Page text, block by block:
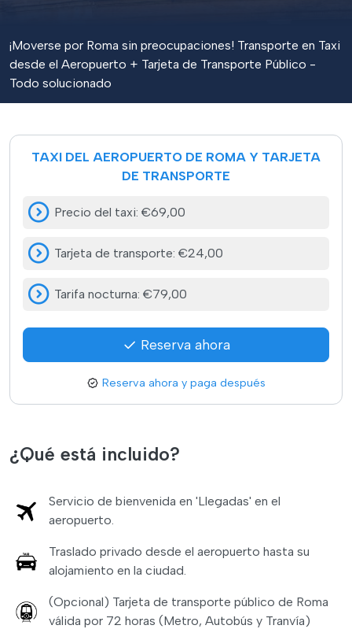
¡Moverse por Roma sin preocupaciones! Transporte en Taxi
desde el Aeropuerto + Tarjeta de Transporte Público -
Todo solucionado
¿Qué está incluido?
Servicio de bienvenida en 'Llegadas' en el
aeropuerto.
Traslado privado desde el aeropuerto hasta su
alojamiento en la ciudad.
(Opcional) Tarjeta de transporte público de Roma
válida por 72 horas (Metro, Autobús y Tranvía)
TAXI DEL AEROPUERTO DE ROMA Y TARJETA
DE TRANSPORTE
Precio del taxi: €69,00
Tarjeta de transporte: €24,00
Tarifa nocturna: €79,00
Reserva ahora
Reserva ahora y paga después